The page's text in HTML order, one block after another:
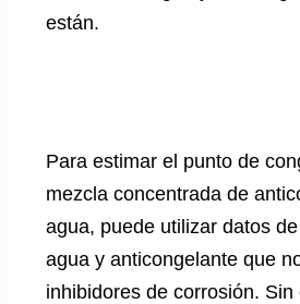
están.
Para estimar el punto de
mezcla concentrada de
agua, puede utilizar datos
agua y anticongelante que
inhibidores de corrosión.